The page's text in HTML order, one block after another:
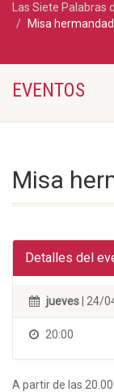
Las Siete Palabras
Misa hermandad
EVENTOS
Misa
Detalles del
jueves | 24/
20:00
A partir de las